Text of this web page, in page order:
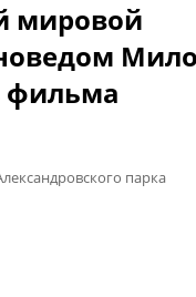
мировой
фильма
парка